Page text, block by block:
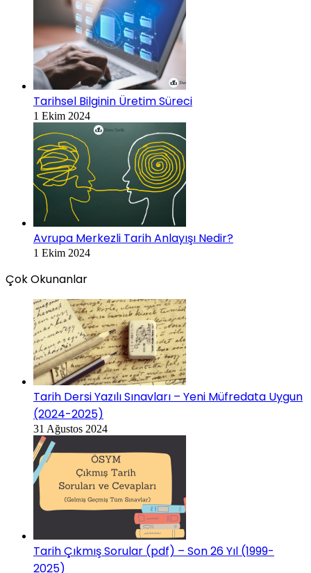
Tarihsel Bilginin Üretim Süreci
1 Ekim 2024
Avrupa Merkezli Tarih Anlayışı Nedir?
1 Ekim 2024
Çok Okunanlar
Tarih Dersi Yazılı Sınavları – Yeni Müfredata Uygun
(2024-2025)
31 Ağustos 2024
Tarih Çıkmış Sorular (pdf) – Son 26 Yıl (1999-
2025)